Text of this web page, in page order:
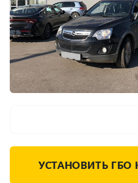
УСТАНОВИТЬ ГБО